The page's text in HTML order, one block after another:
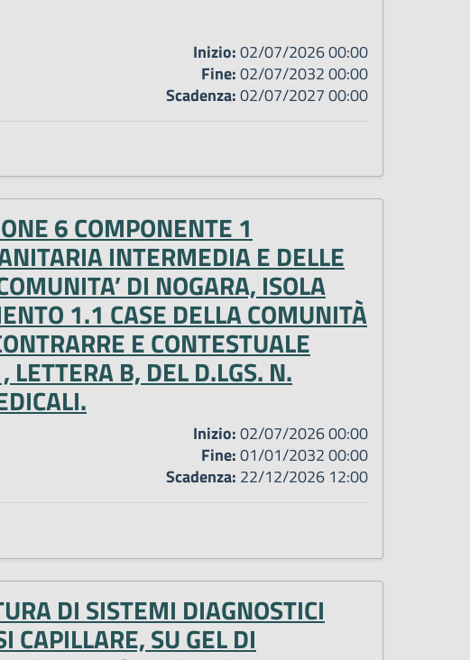
Inizio:02/07/2026 00:00
Fine:02/07/2032 00:00
Scadenza:02/07/2027 00:00
6 COMPONENTE 1
INTERMEDIA E DELLE
DI NOGARA, ISOLA
1.1 CASE DELLA COMUNITÀ
E CONTESTUALE
B, DEL D.LGS. N.
Inizio:02/07/2026 00:00
Fine:01/01/2032 00:00
Scadenza: 22/12/2026 12:00
DI SISTEMI DIAGNOSTICI
CAPILLARE, SU GEL DI